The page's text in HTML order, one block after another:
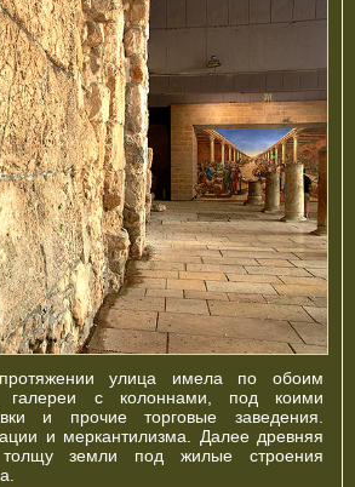
улица имела по обоим
галереи с колоннами, под коими
и прочие торговые заведения.
и меркантилизма. Далее древняя
земли под жилые строения